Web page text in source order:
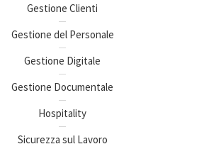
Gestione Clienti
Gestione del Personale
Gestione Digitale
Gestione Documentale
Hospitality
Sicurezza sul Lavoro